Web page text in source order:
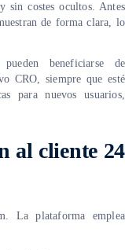
sin costes ocultos. Antes
de forma clara, lo
beneficiarse de
CRO, siempre que esté
para nuevos usuarios,
al cliente 24
La plataforma emplea